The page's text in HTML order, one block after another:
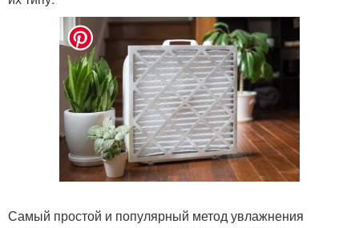
Самый простой и популярный метод увлажнения